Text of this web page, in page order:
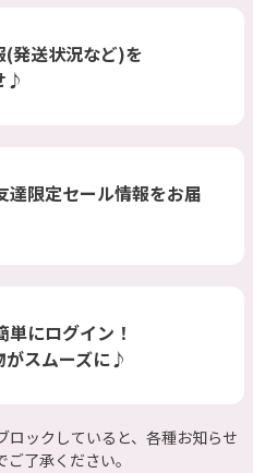
(発送状況など)を
♪
達限定セール情報をお届
単にログイン！
がスムーズに♪
ックしていると、各種お知らせ
了承ください。